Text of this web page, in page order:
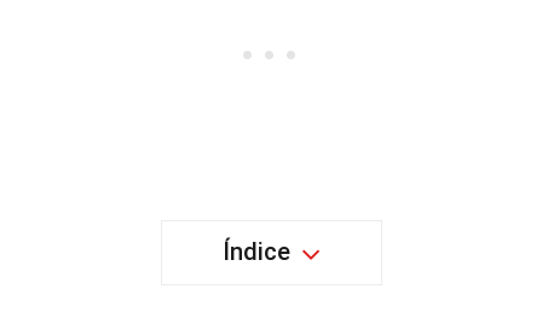
Índice